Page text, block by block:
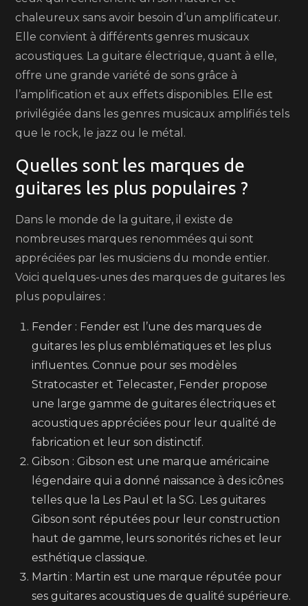
chaleureux sans avoir besoin d’un amplificateur.
Elle convient à différents genres musicaux
acoustiques. La guitare électrique, quant à elle,
offre une grande variété de sons grâce à
l’amplification et aux effets disponibles. Elle est
privilégiée dans les genres musicaux amplifiés tels
que le rock, le jazz ou le métal.
Quelles sont les marques de
guitares les plus populaires ?
Dans le monde de la guitare, il existe de
nombreuses marques renommées qui sont
appréciées par les musiciens du monde entier.
Voici quelques-unes des marques de guitares les
plus populaires :
Fender : Fender est l’une des marques de
guitares les plus emblématiques et les plus
influentes. Connue pour ses modèles
Stratocaster et Telecaster, Fender propose
une large gamme de guitares électriques et
acoustiques appréciées pour leur qualité de
fabrication et leur son distinctif.
Gibson : Gibson est une marque américaine
légendaire qui a donné naissance à des icônes
telles que la Les Paul et la SG. Les guitares
Gibson sont réputées pour leur construction
haut de gamme, leurs sonorités riches et leur
esthétique classique.
Martin : Martin est une marque réputée pour
ses guitares acoustiques de qualité supérieure.